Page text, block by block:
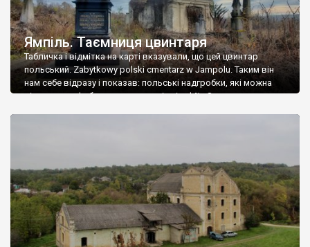
Ямпіль. Таємниця цвинтаря
Табличка і відмітка на карті вказували, що цей цвинтар
польський. Zabytkowy polski cmentarz w Jampolu. Таким він
нам себе відразу і показав: польські надгробки, які можна
віднести до фабричних, польські епітафії… Загалом цвинтар